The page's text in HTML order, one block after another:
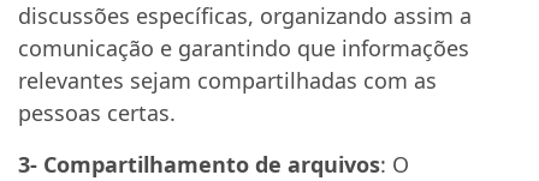
discussões específicas, organizando assim a
comunicação e garantindo que informações
relevantes sejam compartilhadas com as
pessoas certas.
3- Compartilhamento de arquivos: O